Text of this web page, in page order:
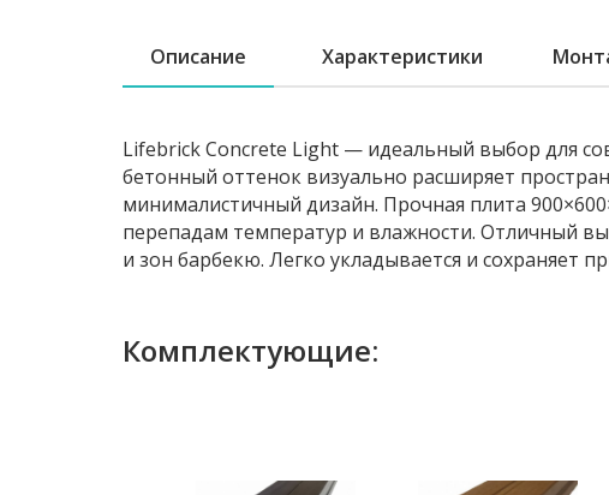
Описание Характеристики
Lifebrick Concrete Light — идеальный выбор для
бетонный оттенок визуально расширяет
минималистичный дизайн. Прочная плита
перепадам температур и влажности. Отличный
и зон барбекю. Легко укладывается и сохраняет
Комплектующие: